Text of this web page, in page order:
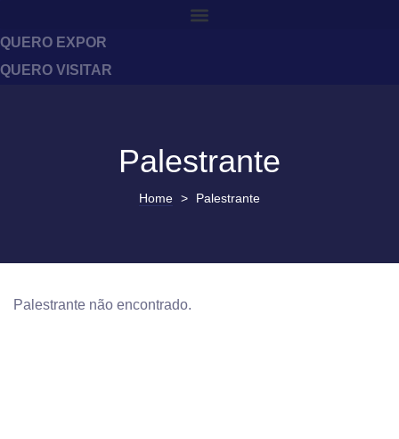
QUERO EXPOR
QUERO VISITAR
Palestrante
Home > Palestrante
Palestrante não encontrado.